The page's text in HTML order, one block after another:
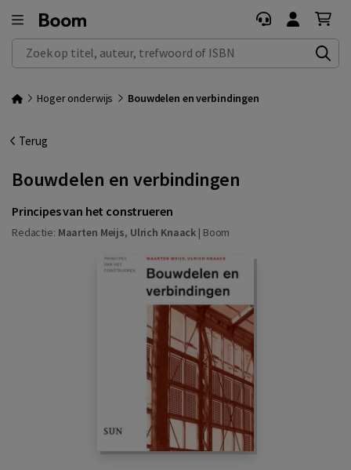
Zoek op titel, auteur, trefwoord of ISBN
Hoger onderwijs Bouwdelen en verbindingen
Terug
Bouwdelen en verbindingen
Principes van het construeren
Redactie: Maarten Meijs, Ulrich Knaack | Boom